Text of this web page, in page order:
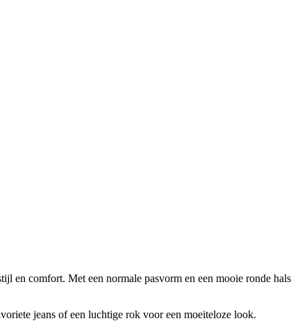
en comfort. Met een normale pasvorm en een mooie ronde hals
jeans of een luchtige rok voor een moeiteloze look.